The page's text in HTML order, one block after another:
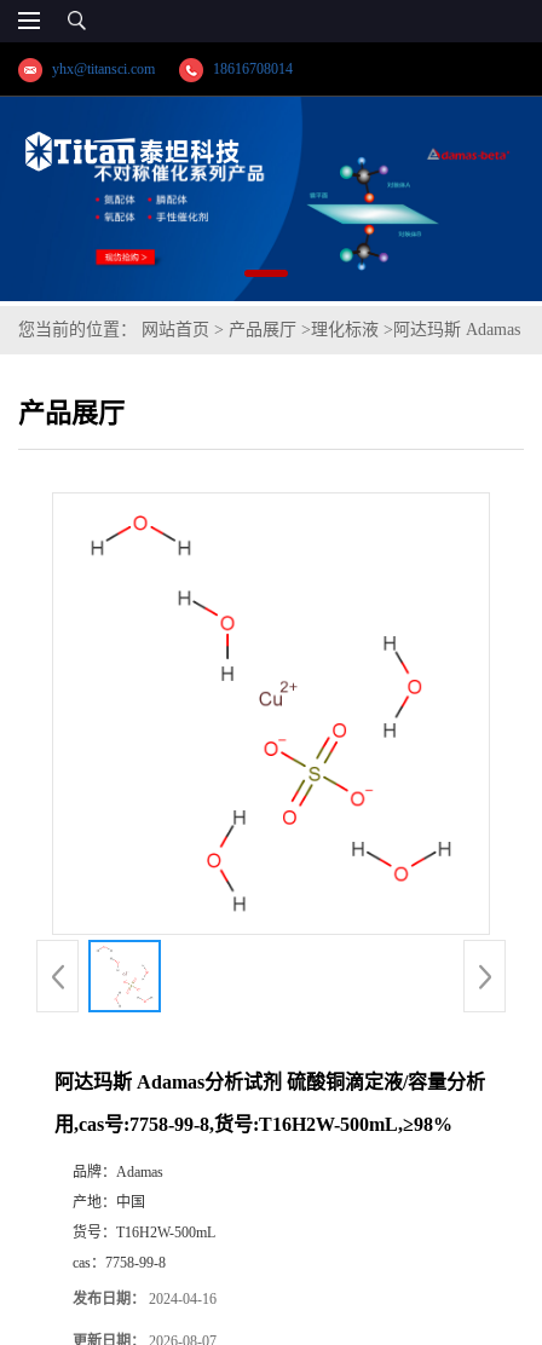
yhx@titansci.com 18616708014
您当前的位置： 网站首页 > 产品展厅 >理化标液 > 阿达玛斯 Adamas
500mL,≥98%
产品展厅
阿达玛斯 Adamas分析试剂 硫酸铜滴定液/容量分析
用,cas号:7758-99-8,货号:T16H2W-500mL,≥98%
品牌： Adamas
产地： 中国
货号： T16H2W-500mL
cas： 7758-99-8
发布日期： 2024-04-16
更新日期： 2026-08-07